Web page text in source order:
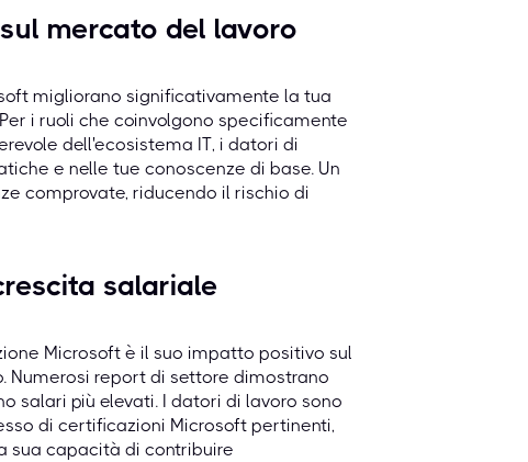
mercato del lavoro
migliorano significativamente la tua
i ruoli che coinvolgono specificamente
dell'ecosistema IT, i datori di
e nelle tue conoscenze di base. Un
comprovate, riducendo il rischio di
salariale
Microsoft è il suo impatto positivo sul
Numerosi report di settore dimostrano
salari più elevati. I datori di lavoro sono
di certificazioni Microsoft pertinenti,
sua capacità di contribuire